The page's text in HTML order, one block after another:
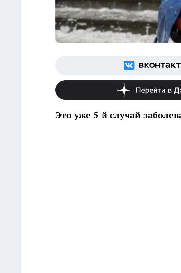
Это уже 5-й случай